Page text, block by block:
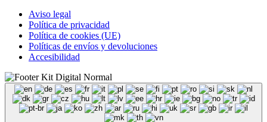
Aviso legal
Política de privacidad
Política de cookies (UE)
Políticas de envíos y devoluciones
Accesibilidad